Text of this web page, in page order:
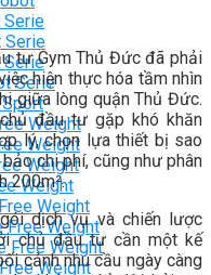
Serie
Serie
Serie
Serie
Weight
Weight
Weight
Weight
Weight
Free Weight
Free Weight
Weight
tư Gym Thủ Đức đã phải
hiện thực hóa tầm nhìn
giữa lòng quận Thủ Đức.
đầu tư gặp khó khăn
lý, chọn lựa thiết bị sao
chi phí, cũng như phân
200m².
dịch vụ và chiến lược
chủ đầu tư cần một kế
cảnh nhu cầu ngày càng